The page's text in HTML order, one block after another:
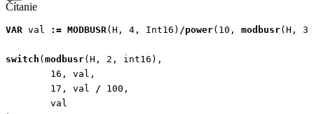
Čítanie
VAR val := MODBUSR( H , 4 , Int16 ) /power( 10 , modbusr( H , 3
switch ( modbusr( H , 2 , int16 ),
16 , val ,
17 , val / 100 ,
val